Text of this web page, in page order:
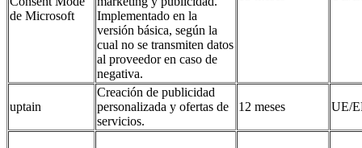
de Microsoft
Implementado en la
versión básica, según la
cual no se transmiten datos
al proveedor en caso de
negativa.
uptain
Creación de publicidad
personalizada y ofertas de
servicios.
12 meses UE/